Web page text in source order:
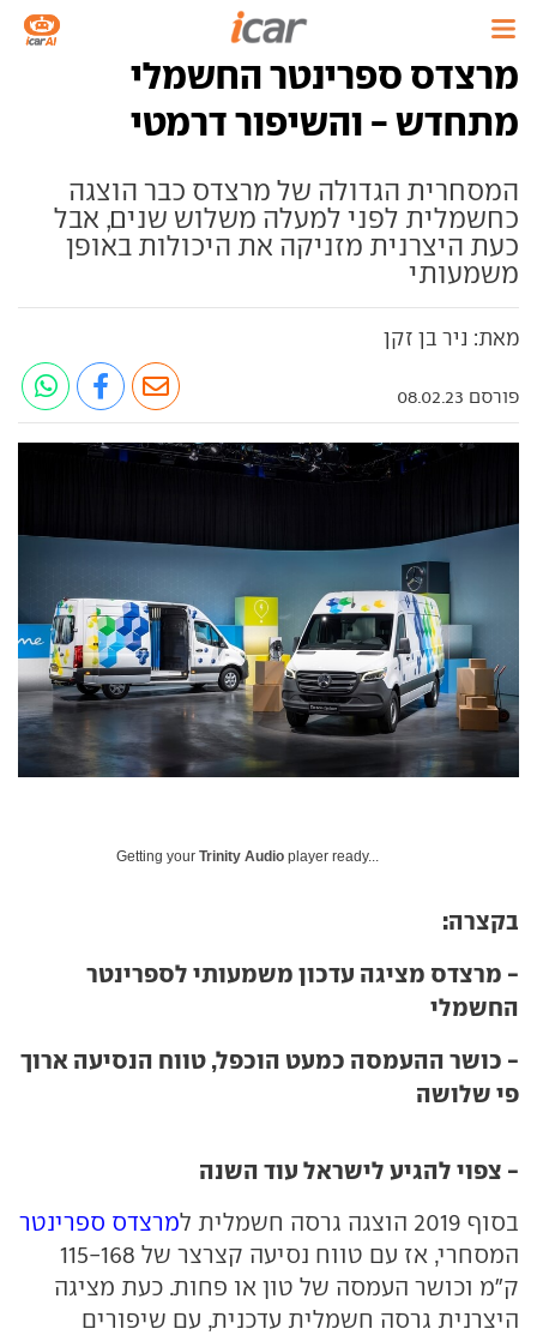
מרצדס ספרינטר החשמלי
מתחדש - והשיפור דרמטי
המסחרית הגדולה של מרצדס כבר הוצגה
כחשמלית לפני למעלה משלוש שנים, אבל
כעת היצרנית מזניקה את היכולות באופן
משמעותי
מאת: ניר בן זקן
פורסם 08.02.23
Getting your Trinity Audio player ready...
בקצרה:
- מרצדס מציגה עדכון משמעותי לספרינטר
החשמלי
- כושר ההעמסה כמעט הוכפל, טווח הנסיעה ארוך
פי שלושה
- צפוי להגיע לישראל עוד השנה
בסוף 2019 הוצגה גרסה חשמלית ל
מרצדס ספרינטר
המסחרי, אז עם טווח נסיעה קצרצר של 115-168
ק"מ וכושר העמסה של טון או פחות. כעת מציגה
היצרנית גרסה חשמלית עדכנית, עם שיפורים